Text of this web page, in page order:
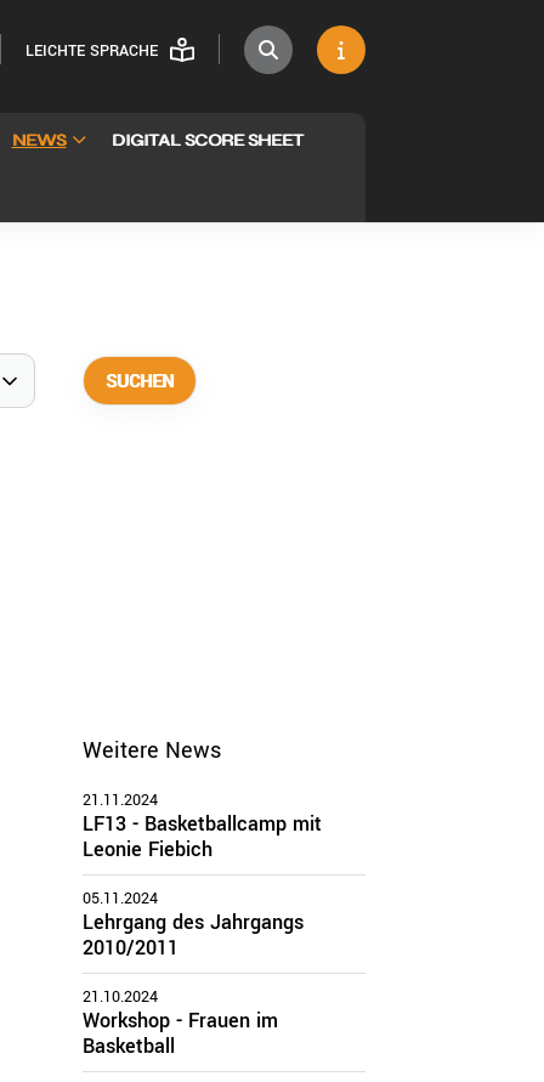
LEICHTE SPRACHE
NEWS DIGITAL SCORE SHEET
Weitere News
21.11.2024
LF13 - Basketballcamp mit
Leonie Fiebich
05.11.2024
Lehrgang des Jahrgangs
2010/2011
21.10.2024
Workshop - Frauen im
Basketball